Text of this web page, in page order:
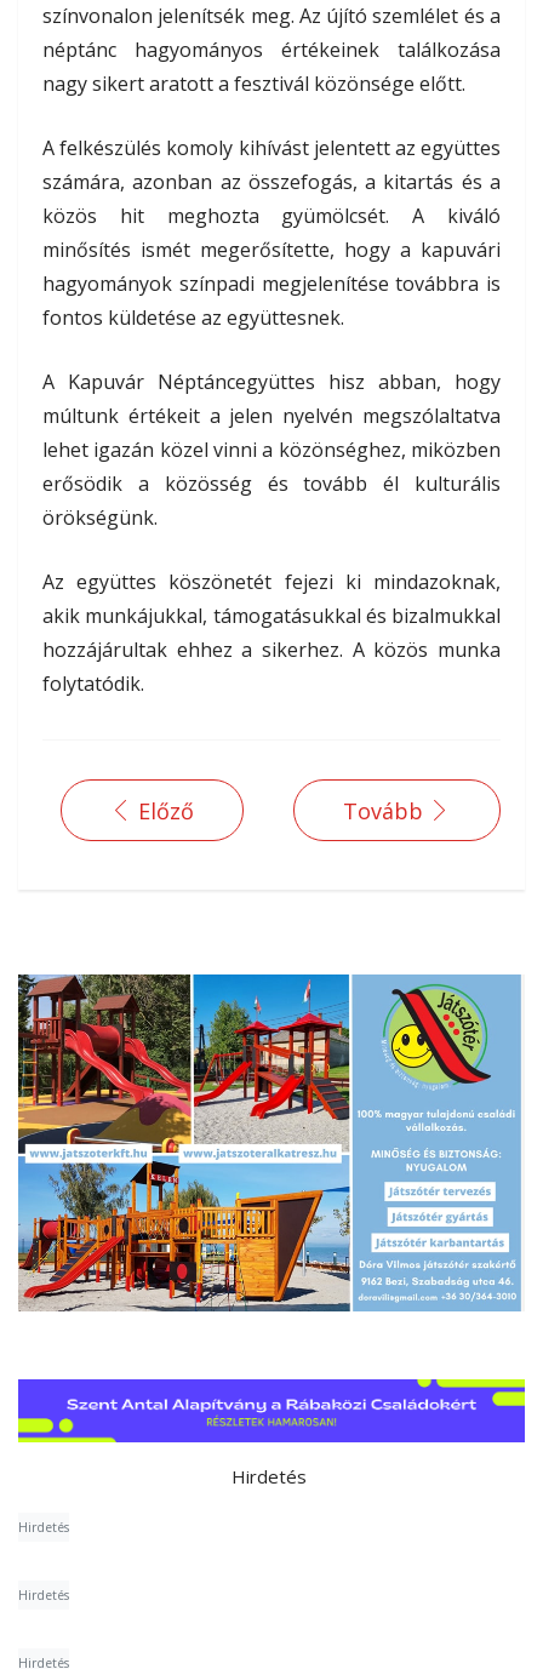
színvonalon jelenítsék meg. Az újító szemlélet és a
néptánc hagyományos értékeinek találkozása
nagy sikert aratott a fesztivál közönsége előtt.
A felkészülés komoly kihívást jelentett az együttes
számára, azonban az összefogás, a kitartás és a
közös hit meghozta gyümölcsét. A kiváló
minősítés ismét megerősítette, hogy a kapuvári
hagyományok színpadi megjelenítése továbbra is
fontos küldetése az együttesnek.
A Kapuvár Néptáncegyüttes hisz abban, hogy
múltunk értékeit a jelen nyelvén megszólaltatva
lehet igazán közel vinni a közönséghez, miközben
erősödik a közösség és tovább él kulturális
örökségünk.
Az együttes köszönetét fejezi ki mindazoknak,
akik munkájukkal, támogatásukkal és bizalmukkal
hozzájárultak ehhez a sikerhez. A közös munka
folytatódik.
Előző Tovább
Hirdetés
Hirdetés
Hirdetés
Hirdetés